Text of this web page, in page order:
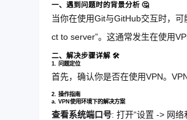
一、遇到问题时的背景分析 🤔
当你在使用Git与GitHub交互时，
ct to server”。这通常发生在使用
二、解决步骤详解 🛠️
1. 问题定位
首先，确认你是否在使用VPN。
2. 操作指南
a. VPN使用环境下的解决方案
查看系统端口号: 打开“设置 -> 网络